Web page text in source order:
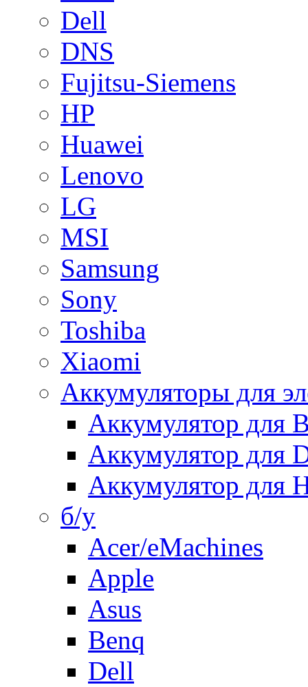
Dell
DNS
Fujitsu-Siemens
HP
Huawei
Lenovo
LG
MSI
Samsung
Sony
Toshiba
Xiaomi
Аккумуляторы для
Аккумулятор для
Аккумулятор для
Аккумулятор для
б/у
Acer/eMachines
Apple
Asus
Benq
Dell